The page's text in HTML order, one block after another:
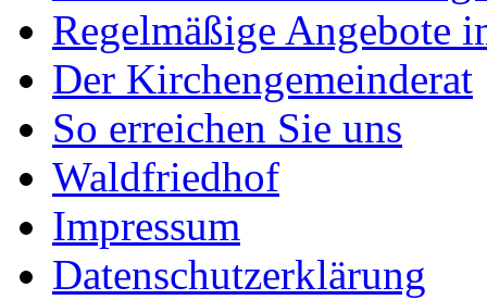
Regelmäßige Angebote
Der Kirchengemeinderat
So erreichen Sie uns
Waldfriedhof
Impressum
Datenschutzerklärung